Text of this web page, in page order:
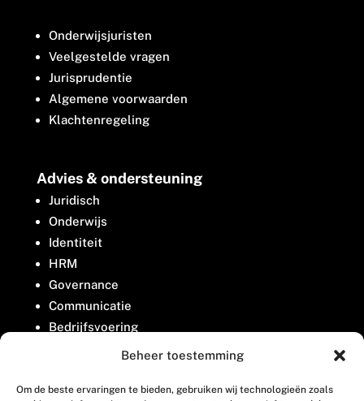
Beheer toestemming
Om de beste ervaringen te bieden, gebruiken wij technologieën zoals
Onderwijsjuristen
Veelgestelde vragen
Jurisprudentie
Algemene voorwaarden
Klachtenregeling
Advies & ondersteuning
Juridisch
Onderwijs
Identiteit
HRM
Governance
Communicatie
Bedrijfsvoering
Belangenbehartiging